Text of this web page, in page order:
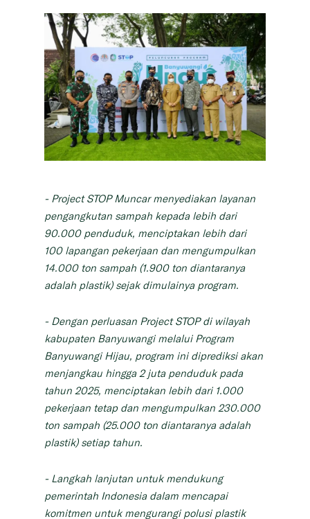
- Project STOP Muncar menyediakan layanan
pengangkutan sampah kepada lebih dari
90.000 penduduk, menciptakan lebih dari
100 lapangan pekerjaan dan mengumpulkan
14.000 ton sampah (1.900 ton diantaranya
adalah plastik) sejak dimulainya program.
- Dengan perluasan Project STOP di wilayah
kabupaten Banyuwangi melalui Program
Banyuwangi Hijau, program ini diprediksi akan
menjangkau hingga 2 juta penduduk pada
tahun 2025, menciptakan lebih dari 1.000
pekerjaan tetap dan mengumpulkan 230.000
ton sampah (25.000 ton diantaranya adalah
plastik) setiap tahun.
- Langkah lanjutan untuk mendukung
pemerintah Indonesia dalam mencapai
komitmen untuk mengurangi polusi plastik